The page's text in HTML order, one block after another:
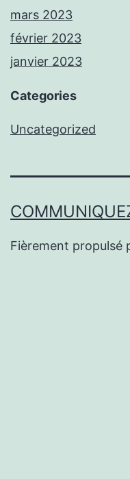
mars 2023
février 2023
janvier 2023
Categories
Uncategorized
Fièrement propulsé